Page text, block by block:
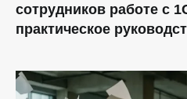
сотрудников работе с
практическое